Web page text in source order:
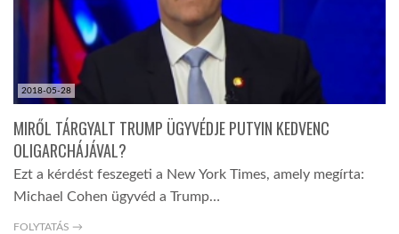
2018-05-28
MIRŐL TÁRGYALT TRUMP ÜGYVÉDJE PUTYIN KEDVENC
OLIGARCHÁJÁVAL?
Ezt a kérdést feszegeti a New York Times, amely megírta:
Michael Cohen ügyvéd a Trump…
FOLYTATÁS →